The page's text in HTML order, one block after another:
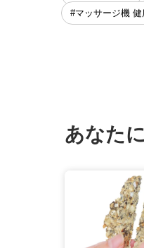
#マッサージ機 健
あなた